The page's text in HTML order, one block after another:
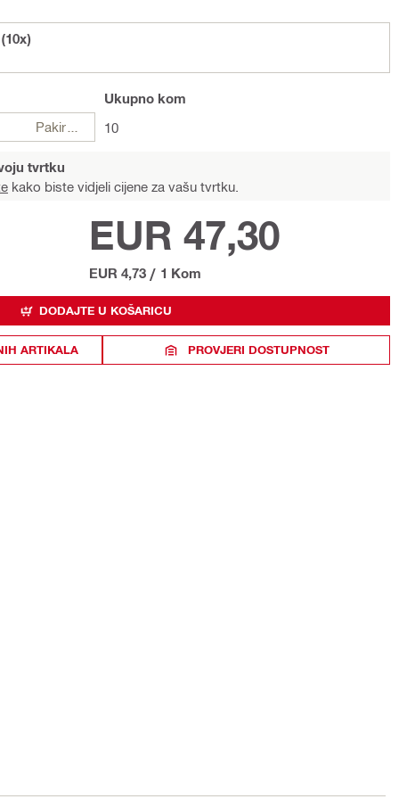
Pakiranje
Ukupno kom
10
tvrtku
kako biste vidjeli cijene za vašu tvrtku.
EUR 47,30
EUR 4,73 / 1 Kom
DODAJTE U KOŠARICU
ARTIKALA PROVJERI DOSTUPNOST